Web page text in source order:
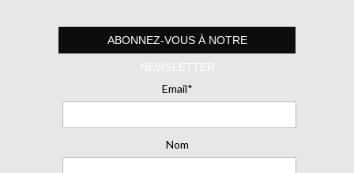
ABONNEZ-VOUS À NOTRE
NEWSLETTER
Email*
Nom